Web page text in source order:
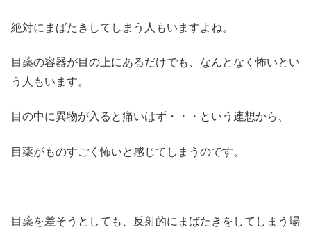
絶対にまばたきしてしまう人もいますよね。
目薬の容器が目の上にあるだけでも、なんとなく怖いとい
う人もいます。
目の中に異物が入ると痛いはず・・・という連想から、
目薬がものすごく怖いと感じてしまうのです。
目薬を差そうとしても、反射的にまばたきをしてしまう場